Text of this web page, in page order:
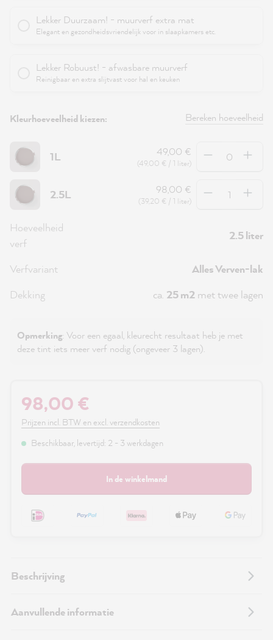
Lekker Duurzaam! - muurverf extra mat
Elegant en gezondheidsvriendelijk voor in slaapkamers etc.
Lekker Robuust! - afwasbare muurverf
Reinigbaar en extra slijtvast voor hal en keuken
Kleurhoeveelheid kiezen: Bereken hoeveelheid
1L 49,00 €
(49,00 € / 1 liter)
Hoeveelheid
2.5L 98,00 €
(39,20 € / 1 liter)
Hoeveelheid
Hoeveelheid
verf
2.5 liter
Verfvariant
Alles Verven-lak
Dekking
ca. 25 m2 met twee lagen
Opmerking: Voor een egaal, kleurecht resultaat heb je met
deze tint iets meer verf nodig (ongeveer 3 lagen).
98,00 €
Prijzen incl. BTW en excl. verzendkosten
Beschikbaar, levertijd: 2 - 3 werkdagen
In de winkelmand
Beschrijving
Aanvullende informatie